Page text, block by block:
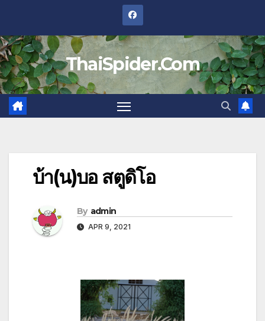
content
ThaiSpider.Com
บ้า(น)บอ สตูดิโอ
By admin
APR 9, 2021